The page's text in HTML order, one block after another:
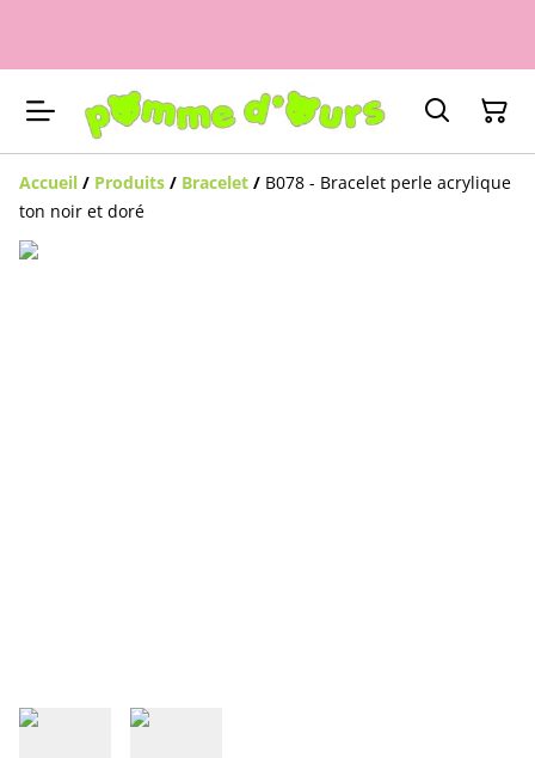
Accueil / Produits / Bracelet / B078 - Bracelet perle acrylique
ton noir et doré